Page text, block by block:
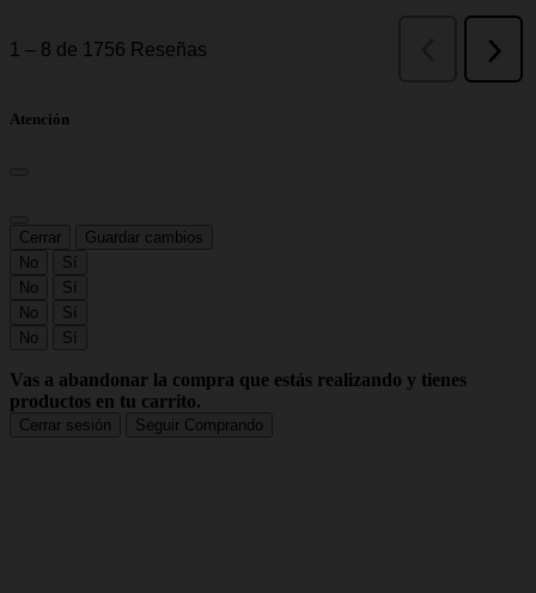
Atención
Cerrar
Guardar cambios
No
Sí
No
Sí
No
Sí
No
Sí
Vas a abandonar la compra que estás realizando y tienes
productos en tu carrito.
Cerrar sesión Seguir Comprando